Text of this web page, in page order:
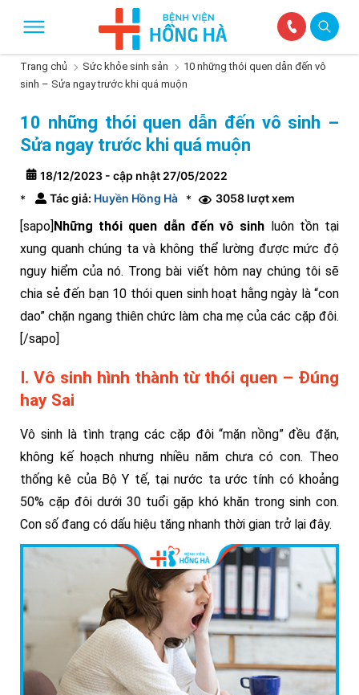
Trang chủ Sức khỏe sinh sản
10 những thói quen dẫn đến vô
sinh – Sửa ngay trước khi quá muộn
10 những thói quen dẫn đến vô sinh –
Sửa ngay trước khi quá muộn
18/12/2023 - cập nhật 27/05/2022
*
Tác giả: Huyền Hồng Hà * 3058 lượt xem
[sapo]Những thói quen dẫn đến vô sinh luôn tồn tại
xung quanh chúng ta và không thể lường được mức độ
nguy hiểm của nó. Trong bài viết hôm nay chúng tôi sẽ
chia sẻ đến bạn 10 thói quen sinh hoạt hằng ngày là “con
dao” chặn ngang thiên chức làm cha mẹ của các cặp đôi.
[/sapo]
I. Vô sinh hình thành từ thói quen – Đúng
hay Sai
Vô sinh là tình trạng các cặp đôi “mặn nồng” đều đặn,
không kế hoạch nhưng nhiều năm chưa có con. Theo
thống kê của Bộ Y tế, tại nước ta ước tính có khoảng
50% cặp đôi dưới 30 tuổi gặp khó khăn trong sinh con.
Con số đang có dấu hiệu tăng nhanh thời gian trở lại đây.